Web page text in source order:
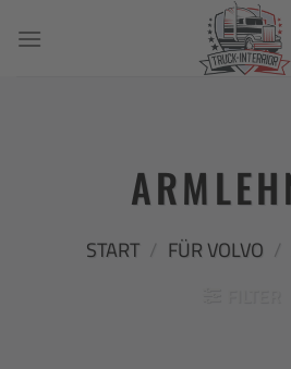
Inhalt
START / FÜR VOLVO /